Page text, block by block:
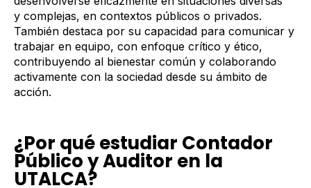
y complejas, en contextos públicos o privados.
También destaca por su capacidad para comunicar y
trabajar en equipo, con enfoque crítico y ético,
contribuyendo al bienestar común y colaborando
activamente con la sociedad desde su ámbito de
acción.
¿Por qué estudiar Contador
Público y Auditor en la
UTALCA?